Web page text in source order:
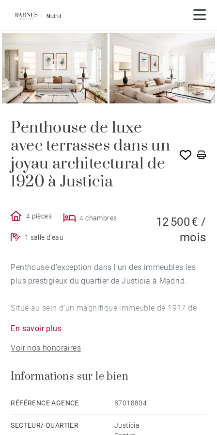
Visite vidéo
Penthouse de luxe
avec terrasses dans un
joyau architectural de
1920 à Justicia
4 pièces 4 chambres
1 salle d'eau
12 500 € /
mois
Penthouse d’exception dans l’un des immeubles les
plus prestigieux du quartier de Justicia à Madrid.
Situé au sein d’un magnifique immeuble de 1917 de
Beaux-Arts parisienne, ce spectaculaire penthouse de
229 m² représente une alliance rare entre patrimoine
architectural, tant par l’élégance remarquable de sa
conservation impeccable de ses parties communes.
En savoir plus
Voir nos honoraires
Informations sur le bien
RÉFÉRENCE AGENCE 87018804
SECTEUR/ QUARTIER
Justicia